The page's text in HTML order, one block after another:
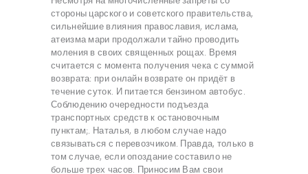
стороны царского и советского правительства,
сильнейшие влияния православия, ислама,
атеизма мари продолжали тайно проводить
моления в своих священных рощах. Время
считается с момента получения чека с суммой
возврата: при онлайн возврате он придёт в
течение суток. И питается бензином автобус.
Соблюдению очередности подъезда
транспортных средств к остановочным
пунктам;. Наталья, в любом случае надо
связываться с перевозчиком. Правда, только в
том случае, если опоздание составило не
больше трех часов. Приносим Вам свои